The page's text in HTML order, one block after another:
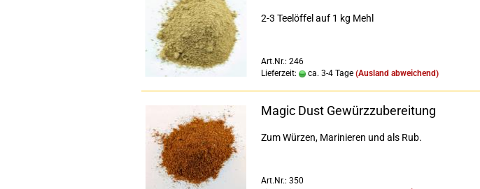
2-3 Teelöffel auf 1 kg Mehl
Art.Nr.: 246
Lieferzeit:
ca. 3-4 Tage (Ausland abweichend)
Magic Dust Gewürzzubereitung
Zum Würzen, Marinieren und als Rub.
Art.Nr.: 350